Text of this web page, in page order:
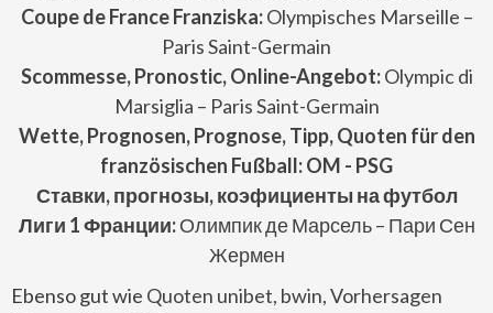
Coupe de FranceFranziska:Olympisches Marseille –
Paris Saint-Germain
Scommesse, Pronostic, Online-Angebot:Olympic di
Marsiglia – Paris Saint-Germain
Wette, Prognosen, Prognose, Tipp, Quoten für den
französischen Fußball: OM - PSG
Ставки, прогнозы, коэфициенты на футбол
Лиги 1 Франции:Олимпик де Марсель – Пари Сен
Жермен
Ebenso gut wie Quoten unibet, bwin, Vorhersagen